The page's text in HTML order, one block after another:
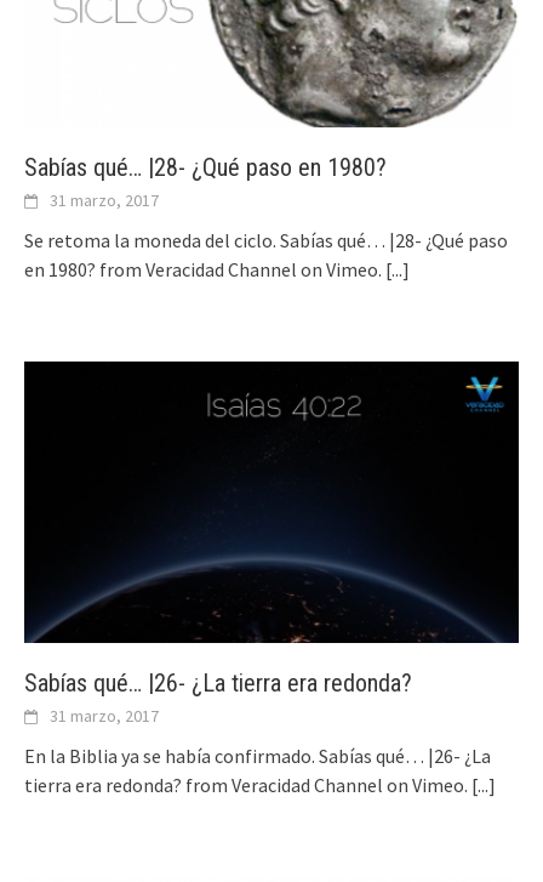
Sabías qué… |28- ¿Qué paso en 1980?
31 marzo, 2017
Se retoma la moneda del ciclo. Sabías qué… |28- ¿Qué paso
en 1980? from Veracidad Channel on Vimeo. [...]
Sabías qué… |26- ¿La tierra era redonda?
31 marzo, 2017
En la Biblia ya se había confirmado. Sabías qué… |26- ¿La
tierra era redonda? from Veracidad Channel on Vimeo. [...]